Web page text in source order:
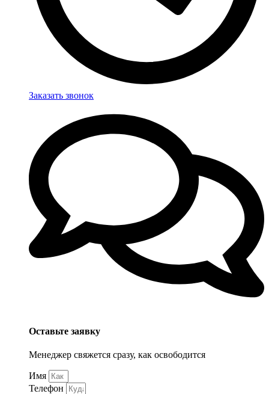
Заказать звонок
Оставьте заявку
Менеджер свяжется сразу, как освободится
Имя
Телефон